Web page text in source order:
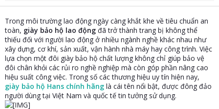
t
r
Trong môi trường lao động ngày càng khắt khe về tiêu chuẩn an
toàn, giày bảo hộ lao động đã trở thành trang bị không thể
thiếu đối với người lao động ở nhiều ngành nghề khác nhau như
xây dựng, cơ khí, sản xuất, vận hành nhà máy hay công trình. Việc
lựa chọn một đôi giày bảo hộ chất lượng không chỉ giúp bảo vệ
đôi chân khỏi các rủi ro nghề nghiệp mà còn góp phần nâng cao
hiệu suất công việc. Trong số các thương hiệu uy tín hiện nay,
giày bảo hộ Hans chính hãng là cái tên nổi bật, được đông đảo
người dùng tại Việt Nam và quốc tế tin tưởng sử dụng.